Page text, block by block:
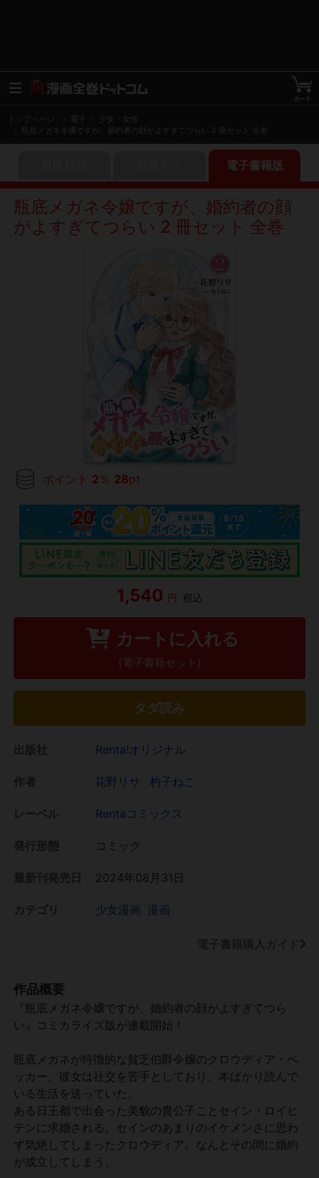
トップページ
少女・女性
瓶底メガネ令嬢ですが、婚約者の顔がよすぎてつらい 2 冊セット 全巻
電子書籍版
瓶底メガネ令嬢ですが、婚約者の顔
がよすぎてつらい 2 冊セット 全巻
ポイント 2 ％ 28pt
1,540 円 税込
カートに入れる
(電子書籍セット)
タダ読み
Renta!オリジナル
花野リサ 杓子ねこ
Rentaコミックス
コミック
2024年08月31日
少女漫画 漫画
電子書籍購入ガイド
作品概要
『瓶底メガネ令嬢ですが、婚約者の顔がよすぎてつら
い』コミカライズ版が連載開始！
瓶底メガネが特徴的な貧乏伯爵令嬢のクロウディア・ベ
ッカー。彼女は社交を苦手としており、本ばかり読んで
いる生活を送っていた。
ある日王都で出会った美貌の貴公子ことセイン・ロイヒ
テンに求婚される。セインのあまりのイケメンさに思わ
ず気絶してしまったクロウディア。なんとその間に婚約
が成立してしまう。